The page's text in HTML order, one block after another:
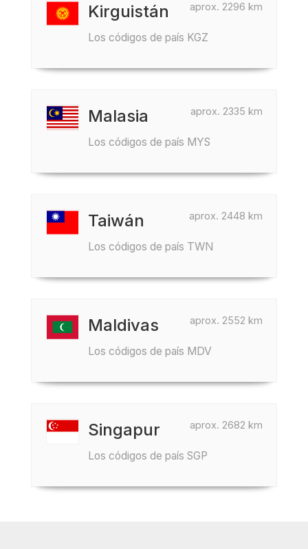
aprox. 2296 km
Kirguistán
Los códigos de país KGZ
aprox. 2335 km
Malasia
Los códigos de país MYS
aprox. 2448 km
Taiwán
Los códigos de país TWN
aprox. 2552 km
Maldivas
Los códigos de país MDV
aprox. 2682 km
Singapur
Los códigos de país SGP